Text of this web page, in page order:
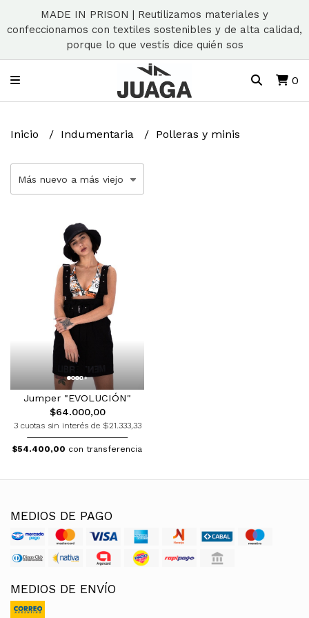
MADE IN PRISON | Reutilizamos materiales y
confeccionamos con textiles sostenibles y de alta calidad,
porque lo que vestís dice quién sos
0
Inicio Indumentaria Polleras y minis
Jumper "EVOLUCIÓN"
$64.000,00
3 cuotas sin interés de $21.333,33
$54.400,00 con transferencia
MEDIOS DE PAGO
MEDIOS DE ENVÍO